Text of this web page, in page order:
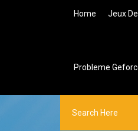
Home Jeux
Probleme